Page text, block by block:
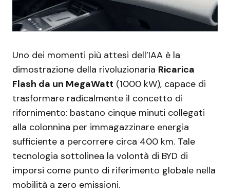
Uno dei momenti più attesi dell’IAA è la
dimostrazione della rivoluzionaria Ricarica
Flash da un MegaWatt (1000 kW), capace di
trasformare radicalmente il concetto di
rifornimento: bastano cinque minuti collegati
alla colonnina per immagazzinare energia
sufficiente a percorrere circa 400 km. Tale
tecnologia sottolinea la volontà di BYD di
imporsi come punto di riferimento globale nella
mobilità a zero emissioni.